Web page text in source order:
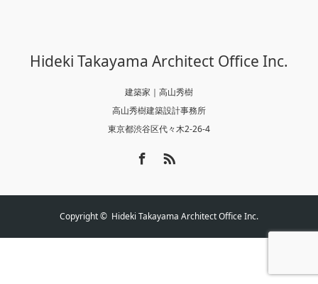
Hideki Takayama Architect Office Inc.
建築家｜高山秀樹
高山秀樹建築設計事務所
東京都渋谷区代々木2-26-4
Copyright © Hideki Takayama Architect Office Inc.